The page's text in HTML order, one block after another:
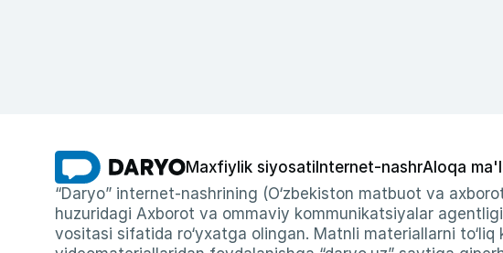
Maxfiylik siyosati Internet-nashrAloqa
“Daryo” internet-nashrining (O‘zbekiston matbuot va
huzuridagi Axborot va ommaviy kommunikatsiyalar
vositasi sifatida ro‘yxatga olingan. Matnli materiallarni